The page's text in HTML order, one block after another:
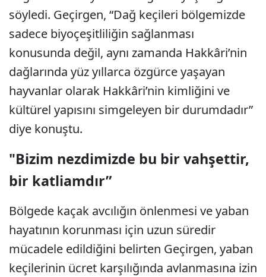
söyledi. Geçirgen, “Dağ keçileri bölgemizde
sadece biyoçeşitliliğin sağlanması
konusunda değil, aynı zamanda Hakkâri’nin
dağlarında yüz yıllarca özgürce yaşayan
hayvanlar olarak Hakkâri’nin kimliğini ve
kültürel yapısını simgeleyen bir durumdadır”
diye konuştu.
"Bizim nezdimizde bu bir vahşettir,
bir katliamdır”
Bölgede kaçak avcılığın önlenmesi ve yaban
hayatının korunması için uzun süredir
mücadele edildiğini belirten Geçirgen, yaban
keçilerinin ücret karşılığında avlanmasına izin